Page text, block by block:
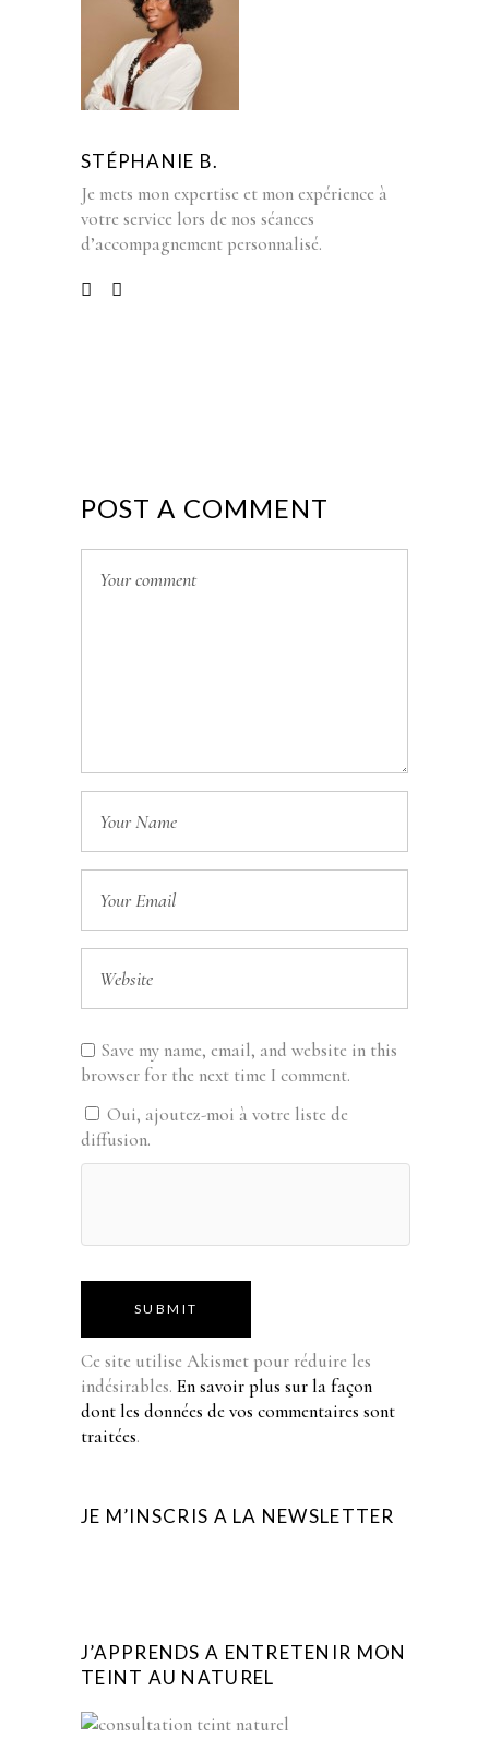
STÉPHANIE B.
Je mets mon expertise et mon expérience à
votre service lors de nos séances
d’accompagnement personnalisé.
POST A COMMENT
Save my name, email, and website in this
browser for the next time I comment.
Oui, ajoutez-moi à votre liste de
diffusion.
SUBMIT
Ce site utilise Akismet pour réduire les
indésirables. En savoir plus sur la façon
dont les données de vos commentaires sont
traitées.
JE M’INSCRIS A LA NEWSLETTER
J’APPRENDS A ENTRETENIR MON
TEINT AU NATUREL